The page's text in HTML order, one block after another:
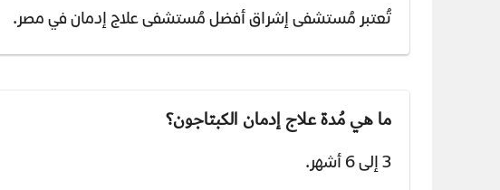
تُعتبر مُستشفى إشراق أفضل مُستشفى علاج إدمان في مصر.
ما هي مُدة علاج إدمان الكبتاجون؟
3 إلى 6 أشهر.